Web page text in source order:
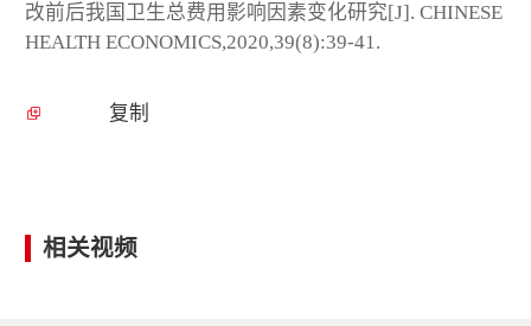
改前后我国卫生总费用影响因素变化研究[J]. CHINESE
HEALTH ECONOMICS,2020,39(8):39-41.
复制
相关视频